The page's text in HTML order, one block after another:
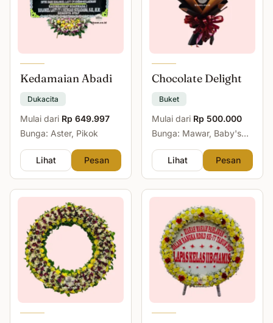
Kedamaian Abadi
Dukacita
Mulai dari Rp 649.997
Bunga: Aster, Pikok
Lihat Pesan
Chocolate Delight
Buket
Mulai dari Rp 500.000
Bunga: Mawar, Baby's
Lihat
Pesan